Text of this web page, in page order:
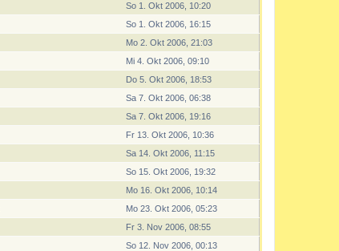
So 1. Okt 2006, 10:20
So 1. Okt 2006, 16:15
Mo 2. Okt 2006, 21:03
Mi 4. Okt 2006, 09:10
Do 5. Okt 2006, 18:53
Sa 7. Okt 2006, 06:38
Sa 7. Okt 2006, 19:16
Fr 13. Okt 2006, 10:36
Sa 14. Okt 2006, 11:15
So 15. Okt 2006, 19:32
Mo 16. Okt 2006, 10:14
Mo 23. Okt 2006, 05:23
Fr 3. Nov 2006, 08:55
So 12. Nov 2006, 00:13